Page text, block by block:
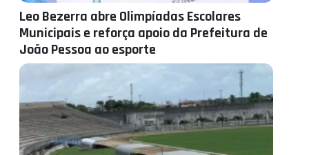
Leo Bezerra abre Olimpíadas Escolares
Municipais e reforça apoio da Prefeitura de
João Pessoa ao esporte